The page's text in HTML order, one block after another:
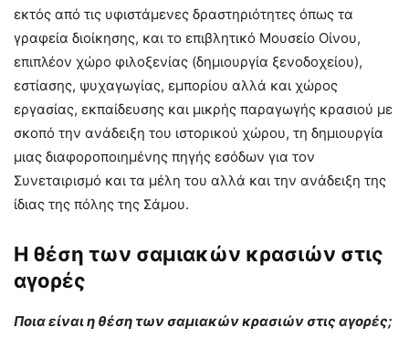
εκτός από τις υφιστάμενες δραστηριότητες όπως τα
γραφεία διοίκησης, και το επιβλητικό Μουσείο Οίνου,
επιπλέον χώρο φιλοξενίας (δημιουργία ξενοδοχείου),
εστίασης, ψυχαγωγίας, εμπορίου αλλά και χώρος
εργασίας, εκπαίδευσης και μικρής παραγωγής κρασιού με
σκοπό την ανάδειξη του ιστορικού χώρου, τη δημιουργία
μιας διαφοροποιημένης πηγής εσόδων για τον
Συνεταιρισμό και τα μέλη του αλλά και την ανάδειξη της
ίδιας της πόλης της Σάμου.
Η θέση των σαμιακών κρασιών στις
αγορές
Ποια είναι η θέση των σαμιακών κρασιών στις αγορές;